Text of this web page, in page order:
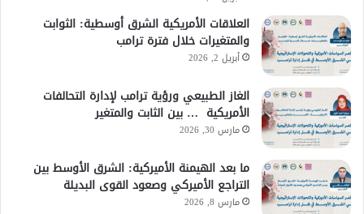
العلاقات الأمريكية الشرق أوسطية: الثوابت
والمتغيرات خلال فترة ترامب
أبريل 2, 2026
الغاز الطبيعي ورؤية ترامب لإدارة التحالفات
الأمريكية … بين الثابت والمتغير
مارس 30, 2026
ما بعد الهيمنة الأميركية: الشرق الأوسط بين
التراجع الأميركي وصعود القوى البديلة
مارس 8, 2026